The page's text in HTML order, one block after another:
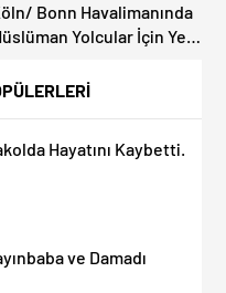
Hayatını Kaybetti.
ve Damadı
Bonn Havalimanında
Yolcular İçin Yeni